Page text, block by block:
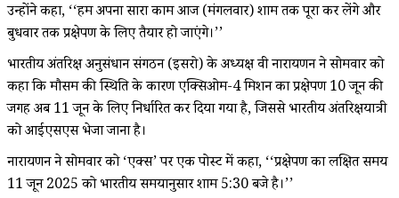
उन्होंने कहा, ‘‘हम अपना सारा काम आज (मंगलवार) शाम तक पूरा कर लेंगे और
बुधवार तक प्रक्षेपण के लिए तैयार हो जाएंगे।’’
भारतीय अंतरिक्ष अनुसंधान संगठन (इसरो) के अध्यक्ष वी नारायणन ने सोमवार को
कहा कि मौसम की स्थिति के कारण एक्सिओम-4 मिशन का प्रक्षेपण 10 जून की
जगह अब 11 जून के लिए निर्धारित कर दिया गया है, जिससे भारतीय अंतरिक्षयात्री
को आईएसएस भेजा जाना है।
नारायणन ने सोमवार को ‘एक्स’ पर एक पोस्ट में कहा, ‘‘प्रक्षेपण का लक्षित समय
11 जून 2025 को भारतीय समयानुसार शाम 5:30 बजे है।’’